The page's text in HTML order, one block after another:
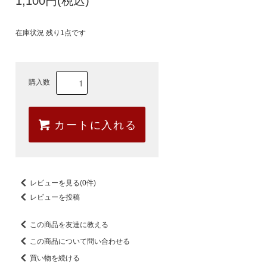
在庫状況 残り1点です
購入数
カートに入れる
レビューを見る(0件)
レビューを投稿
この商品を友達に教える
この商品について問い合わせる
買い物を続ける